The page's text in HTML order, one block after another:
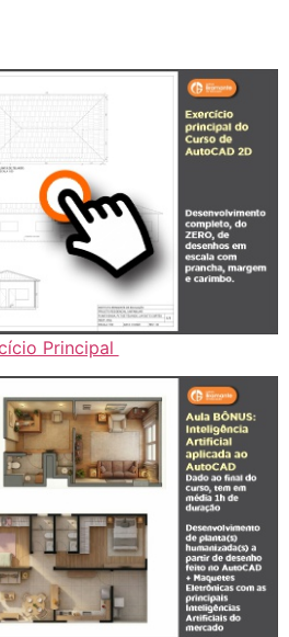
Principal